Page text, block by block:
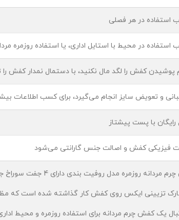
استفاده در هر فصلی
استفاده در محیط با استایل اداری، یا استفاده روزمره
پوشیدن کفش را لگد مال نکنید، با دستمال نمدار کفش را
و تعویض سایز انجام می‌گیرد، برای کسب اطلاعات
رایگان با پست پیشتاز
فیزیکی کفش و اصالت جنس گارانتی می‌شود
روزمره مدل روفیت بندی دارای 4 جفت سوراخ جابندی با بند گرد کلاسیک است.
تزیینی ایکس روی کفش کار گذاشته شده است که
یک کفش چرم مردانه برای استفاده روزمره و محیط